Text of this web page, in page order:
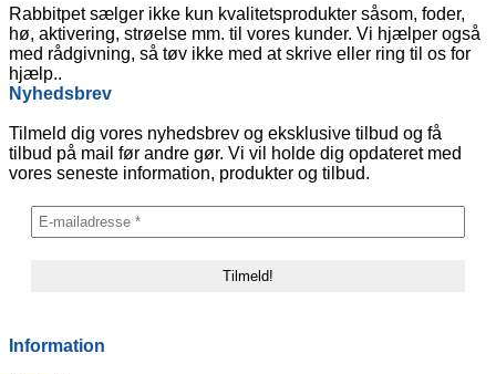
Rabbitpet sælger ikke kun kvalitetsprodukter såsom, foder,
hø, aktivering, strøelse mm. til vores kunder. Vi hjælper også
med rådgivning, så tøv ikke med at skrive eller ring til os for
hjælp..
Nyhedsbrev
Tilmeld dig vores nyhedsbrev og eksklusive tilbud og få
tilbud på mail før andre gør. Vi vil holde dig opdateret med
vores seneste information, produkter og tilbud.
Information